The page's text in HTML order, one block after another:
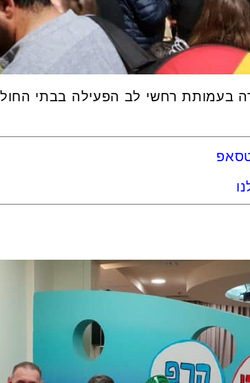
רחשי לב הפעילה בבתי